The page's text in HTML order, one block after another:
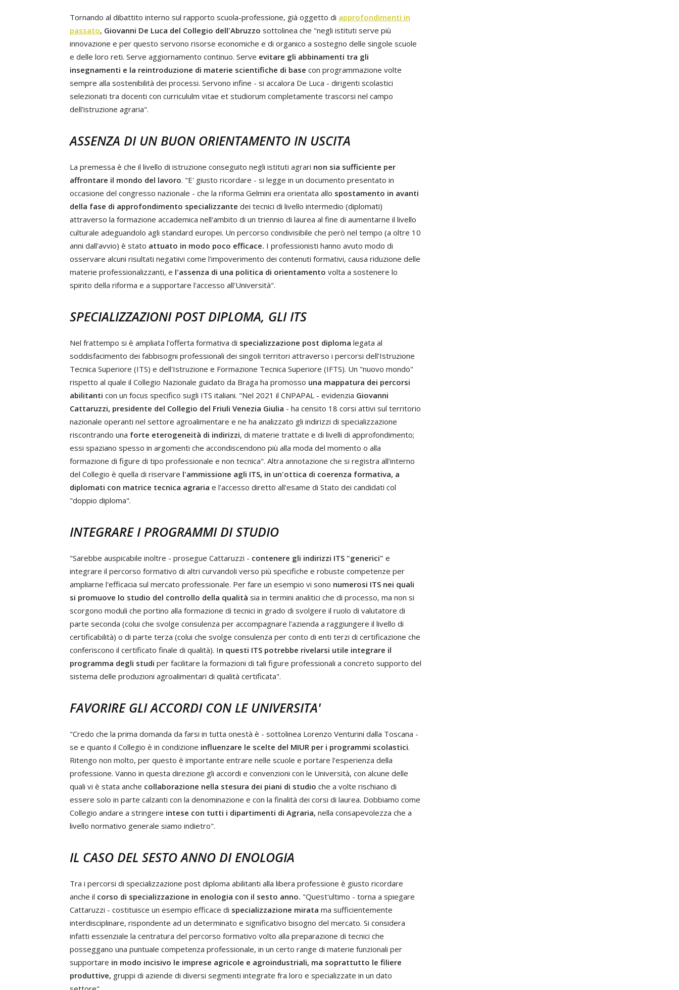
Tornando al dibattito interno sul rapporto scuola-professione, già oggetto di approfondimenti in
passato, Giovanni De Luca del Collegio dell'Abruzzo sottolinea che "negli istituti serve più
innovazione e per questo servono risorse economiche e di organico a sostegno delle singole scuole
e delle loro reti. Serve aggiornamento continuo. Serve evitare gli abbinamenti tra gli
insegnamenti e la reintroduzione di materie scientifiche di base con programmazione volte
sempre alla sostenibilità dei processi. Servono infine - si accalora De Luca - dirigenti scolastici
selezionati tra docenti con curricululm vitae et studiorum completamente trascorsi nel campo
dell'istruzione agraria".
ASSENZA DI UN BUON ORIENTAMENTO IN USCITA
La premessa è che il livello di istruzione conseguito negli istituti agrari non sia sufficiente per
affrontare il mondo del lavoro. "E' giusto ricordare - si legge in un documento presentato in
occasione del congresso nazionale - che la riforma Gelmini era orientata allo spostamento in avanti
della fase di approfondimento specializzante dei tecnici di livello intermedio (diplomati)
attraverso la formazione accademica nell'ambito di un triennio di laurea al fine di aumentarne il livello
culturale adeguandolo agli standard europei. Un percorso condivisibile che però nel tempo (a oltre 10
anni dall'avvio) è stato attuato in modo poco efficace. I professionisti hanno avuto modo di
osservare alcuni risultati negatiivi come l'impoverimento dei contenuti formativi, causa riduzione delle
materie professionalizzanti, e l'assenza di una politica di orientamento volta a sostenere lo
spirito della riforma e a supportare l'accesso all'Università".
SPECIALIZZAZIONI POST DIPLOMA, GLI ITS
Nel frattempo si è ampliata l'offerta formativa di specializzazione post diploma legata al
soddisfacimento dei fabbisogni professionali dei singoli territori attraverso i percorsi dell'Istruzione
Tecnica Superiore (ITS) e dell'Istruzione e Formazione Tecnica Superiore (IFTS). Un "nuovo mondo"
rispetto al quale il Collegio Nazionale guidato da Braga ha promosso una mappatura dei percorsi
abilitanti con un focus specifico sugli ITS italiani. "Nel 2021 il CNPAPAL - evidenzia Giovanni
Cattaruzzi, presidente del Collegio del Friuli Venezia Giulia - ha censito 18 corsi attivi sul territorio
nazionale operanti nel settore agroalimentare e ne ha analizzato gli indirizzi di specializzazione
riscontrando una forte eterogeneità di indirizzi, di materie trattate e di livelli di approfondimento;
essi spaziano spesso in argomenti che accondiscendono più alla moda del momento o alla
formazione di figure di tipo professionale e non tecnica". Altra annotazione che si registra all'interno
del Collegio è quella di riservare l'ammissione agli ITS, in un'ottica di coerenza formativa, a
diplomati con matrice tecnica agraria e l'accesso diretto all'esame di Stato dei candidati col
"doppio diploma".
INTEGRARE I PROGRAMMI DI STUDIO
"Sarebbe auspicabile inoltre - prosegue Cattaruzzi - contenere gli indirizzi ITS "generici" e
integrare il percorso formativo di altri curvandoli verso più specifiche e robuste competenze per
ampliarne l'efficacia sul mercato professionale. Per fare un esempio vi sono numerosi ITS nei quali
si promuove lo studio del controllo della qualità sia in termini analitici che di processo, ma non si
scorgono moduli che portino alla formazione di tecnici in grado di svolgere il ruolo di valutatore di
parte seconda (colui che svolge consulenza per accompagnare l'azienda a raggiungere il livello di
certificabilità) o di parte terza (colui che svolge consulenza per conto di enti terzi di certificazione che
conferiscono il certificato finale di qualità). In questi ITS potrebbe rivelarsi utile integrare il
programma degli studi per facilitare la formazioni di tali figure professionali a concreto supporto del
sistema delle produzioni agroalimentari di qualità certificata".
FAVORIRE GLI ACCORDI CON LE UNIVERSITA'
"Credo che la prima domanda da farsi in tutta onestà è - sottolinea Lorenzo Venturini dalla Toscana -
se e quanto il Collegio è in condizione influenzare le scelte del MIUR per i programmi scolastici.
Ritengo non molto, per questo è importante entrare nelle scuole e portare l’esperienza della
professione. Vanno in questa direzione gli accordi e convenzioni con le Università, con alcune delle
quali vi è stata anche collaborazione nella stesura dei piani di studio che a volte rischiano di
essere solo in parte calzanti con la denominazione e con la finalità dei corsi di laurea. Dobbiamo come
Collegio andare a stringere intese con tutti i dipartimenti di Agraria, nella consapevolezza che a
livello normativo generale siamo indietro".
IL CASO DEL SESTO ANNO DI ENOLOGIA
Tra i percorsi di specializzazione post diploma abilitanti alla libera professione è giusto ricordare
anche il corso di specializzazione in enologia con il sesto anno. "Quest'ultimo - torna a spiegare
Cattaruzzi - costituisce un esempio efficace di specializzazione mirata ma sufficientemente
interdisciplinare, rispondente ad un determinato e significativo bisogno del mercato. Si considera
infatti essenziale la centratura del percorso formativo volto alla preparazione di tecnici che
posseggano una puntuale competenza professionale, in un certo range di materie funzionali per
supportare in modo incisivo le imprese agricole e agroindustriali, ma soprattutto le filiere
produttive, gruppi di aziende di diversi segmenti integrate fra loro e specializzate in un dato